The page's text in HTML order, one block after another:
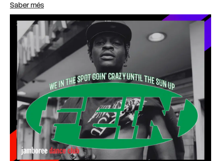
Saber més